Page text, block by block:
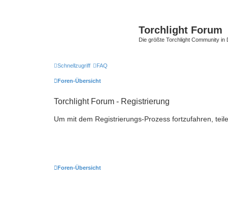
Torchlight Forum
Die größte Torchlight Community in
Schnellzugriff FAQ
Foren-Übersicht
Torchlight Forum - Registrierung
Um mit dem Registrierungs-Prozess fortzufahren,
Foren-Übersicht